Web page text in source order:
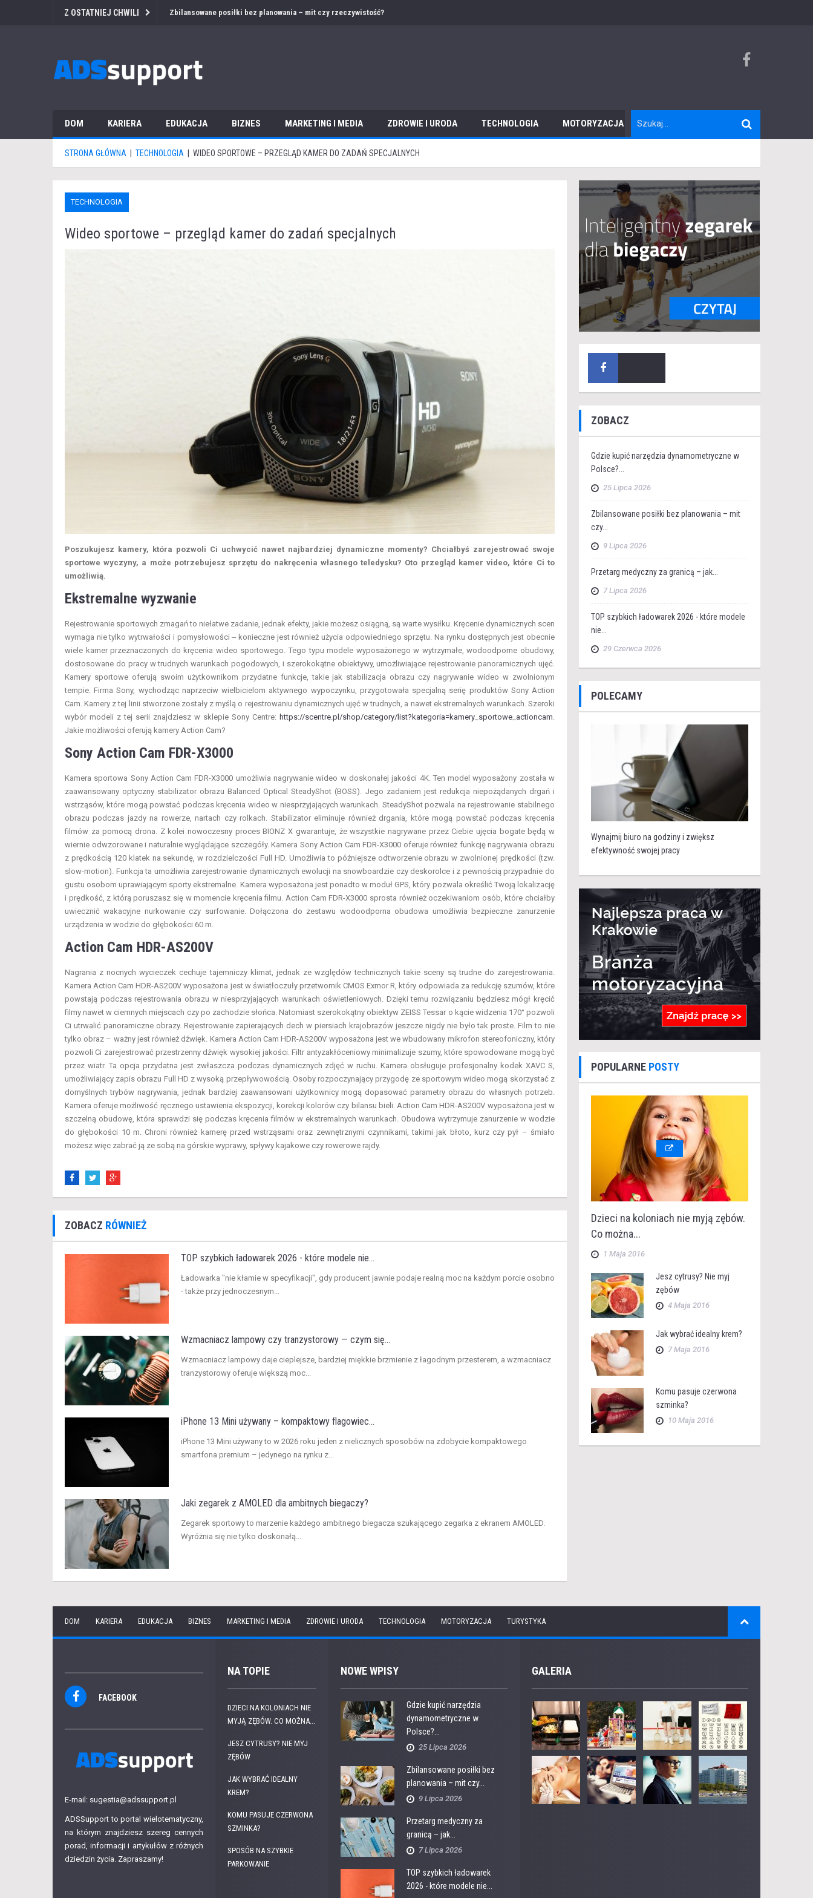
Z OSTATNIEJ CHWILI Przetarg medyczny za granicą – jak przygotować ofertę i dokumentację w obcym języku?
DOM KARIERA EDUKACJA BIZNES MARKETING I MEDIA ZDROWIE I URODA TECHNOLOGIA MOTORYZACJA TURYSTYKA
STRONA GŁÓWNA TECHNOLOGIA WIDEO SPORTOWE – PRZEGLĄD KAMER DO ZADAŃ SPECJALNYCH
TECHNOLOGIA
Wideo sportowe – przegląd kamer do zadań specjalnych
Poszukujesz kamery, która pozwoli Ci uchwycić nawet najbardziej dynamiczne momenty? Chciałbyś zarejestrować swoje
sportowe wyczyny, a może potrzebujesz sprzętu do nakręcenia własnego teledysku? Oto przegląd kamer video, które Ci to
umożliwią.
Ekstremalne wyzwanie
Rejestrowanie sportowych zmagań to niełatwe zadanie, jednak efekty, jakie możesz osiągną, są warte wysiłku. Kręcenie dynamicznych scen
wymaga nie tylko wytrwałości i pomysłowości ‒ konieczne jest również użycia odpowiedniego sprzętu. Na rynku dostępnych jest obecnie
wiele kamer przeznaczonych do kręcenia wideo sportowego. Tego typu modele wyposażonego w wytrzymałe, wodoodporne obudowy,
dostosowane do pracy w trudnych warunkach pogodowych, i szerokokątne obiektywy, umożliwiające rejestrowanie panoramicznych ujęć.
Kamery sportowe oferują swoim użytkownikom przydatne funkcje, takie jak stabilizacja obrazu czy nagrywanie wideo w zwolnionym
tempie. Firma Sony, wychodząc naprzeciw wielbicielom aktywnego wypoczynku, przygotowała specjalną serię produktów Sony Action
Cam. Kamery z tej linii stworzone zostały z myślą o rejestrowaniu dynamicznych ujęć w trudnych, a nawet ekstremalnych warunkach. Szeroki
wybór modeli z tej serii znajdziesz w sklepie Sony Centre: https://scentre.pl/shop/category/list?kategoria=kamery_sportowe_actioncam
Jakie możliwości oferują kamery Action Cam?
Sony Action Cam FDR-X3000
Kamera sportowa Sony Action Cam FDR-X3000 umożliwia nagrywanie wideo w doskonałej jakości 4K. Ten model wyposażony została w
zaawansowany optyczny stabilizator obrazu Balanced Optical SteadyShot (BOSS). Jego zadaniem jest redukcja niepożądanych drgań i
wstrząsów, które mogą powstać podczas kręcenia wideo w niesprzyjających warunkach. SteadyShot pozwala na rejestrowanie stabilnego
obrazu podczas jazdy na rowerze, nartach czy rolkach. Stabilizator eliminuje również drgania, które mogą powstać podczas kręcenia
filmów za pomocą drona. Z kolei nowoczesny proces BIONZ X gwarantuje, że wszystkie nagrywane przez Ciebie ujęcia bogate będą w
wiernie odwzorowane i naturalnie wyglądające szczegóły. Kamera Sony Action Cam FDR-X3000 oferuje również funkcję nagrywania obrazu
z prędkością 120 klatek na sekundę, w rozdzielczości Full HD. Umożliwia to późniejsze odtworzenie obrazu w zwolnionej prędkości (tzw.
slow-motion). Funkcja ta umożliwia zarejestrowanie dynamicznych ewolucji na snowboardzie czy deskorolce i z pewnością przypadnie do
gustu osobom uprawiającym sporty ekstremalne. Kamera wyposażona jest ponadto w moduł GPS, który pozwala określić Twoją lokalizację
i prędkość, z którą poruszasz się w momencie kręcenia filmu. Action Cam FDR-X3000 sprosta również oczekiwaniom osób, które chciałby
uwiecznić wakacyjne nurkowanie czy surfowanie. Dołączona do zestawu wodoodporna obudowa umożliwia bezpieczne zanurzenie
urządzenia w wodzie do głębokości 60 m.
Action Cam HDR-AS200V
Nagrania z nocnych wycieczek cechuje tajemniczy klimat, jednak ze względów technicznych takie sceny są trudne do zarejestrowania.
Kamera Action Cam HDR-AS200V wyposażona jest w światłoczuły przetwornik CMOS Exmor R, który odpowiada za redukcję szumów, które
powstają podczas rejestrowania obrazu w niesprzyjających warunkach oświetleniowych. Dzięki temu rozwiązaniu będziesz mógł kręcić
filmy nawet w ciemnych miejscach czy po zachodzie słońca. Natomiast szerokokątny obiektyw ZEISS Tessar o kącie widzenia 170° pozwoli
Ci utrwalić panoramiczne obrazy. Rejestrowanie zapierających dech w piersiach krajobrazów jeszcze nigdy nie było tak proste. Film to nie
tylko obraz – ważny jest również dźwięk. Kamera Action Cam HDR-AS200V wyposażona jest we wbudowany mikrofon stereofoniczny, który
pozwoli Ci zarejestrować przestrzenny dźwięk wysokiej jakości. Filtr antyzakłóceniowy minimalizuje szumy, które spowodowane mogą być
przez wiatr. Ta opcja przydatna jest zwłaszcza podczas dynamicznych zdjęć w ruchu. Kamera obsługuje profesjonalny kodek XAVC S,
umożliwiający zapis obrazu Full HD z wysoką przepływowością. Osoby rozpoczynający przygodę ze sportowym wideo mogą skorzystać z
domyślnych trybów nagrywania, jednak bardziej zaawansowani użytkownicy mogą dopasować parametry obrazu do własnych potrzeb.
Kamera oferuje możliwość ręcznego ustawienia ekspozycji, korekcji kolorów czy bilansu bieli. Action Cam HDR-AS200V wyposażona jest w
szczelną obudowę, która sprawdzi się podczas kręcenia filmów w ekstremalnych warunkach. Obudowa wytrzymuje zanurzenie w wodzie
do głębokości 10 m. Chroni również kamerę przed wstrząsami oraz zewnętrznymi czynnikami, takimi jak błoto, kurz czy pył – śmiało
możesz więc zabrać ją ze sobą na górskie wyprawy, spływy kajakowe czy rowerowe rajdy.
ZOBACZ RÓWNIEŻ
TOP szybkich ładowarek 2026 - które modele nie...
​Ładowarka "nie kłamie w specyfikacji", gdy producent jawnie podaje realną moc na każdym porcie osobno
- także przy jednoczesnym...
Wzmacniacz lampowy czy tranzystorowy — czym się...
​Wzmacniacz lampowy daje cieplejsze, bardziej miękkie brzmienie z łagodnym przesterem, a wzmacniacz
tranzystorowy oferuje większą moc...
iPhone 13 Mini używany – kompaktowy flagowiec...
​iPhone 13 Mini używany to w 2026 roku jeden z nielicznych sposobów na zdobycie kompaktowego
smartfona premium – jedynego na rynku z...
Jaki zegarek z AMOLED dla ambitnych biegaczy?
​Zegarek sportowy to marzenie każdego ambitnego biegacza szukającego zegarka z ekranem AMOLED.
Wyróżnia się nie tylko doskonałą...
ZOBACZ
Gdzie kupić narzędzia dynamometryczne w
Polsce?...
25 Lipca 2026
Zbilansowane posiłki bez planowania – mit
czy...
9 Lipca 2026
Przetarg medyczny za granicą – jak...
7 Lipca 2026
TOP szybkich ładowarek 2026 - które modele
nie...
29 Czerwca 2026
POLECAMY
Wynajmij biuro na godziny i zwiększ
efektywność swojej pracy
POPULARNE POSTY
Dzieci na koloniach nie myją zębów.
Co można...
1 Maja 2016
Jesz cytrusy? Nie myj
zębów
4 Maja 2016
Jak wybrać idealny krem?
7 Maja 2016
Komu pasuje czerwona
szminka?
10 Maja 2016
DOM KARIERA EDUKACJA BIZNES MARKETING I MEDIA ZDROWIE I URODA TECHNOLOGIA MOTORYZACJA TURYSTYKA
FACEBOOK
E-mail: sugestia@adssupport.pl
ADSSupport to portal wielotematyczny,
na którym znajdziesz szereg cennych
porad, informacji i artykułów z różnych
dziedzin życia. Zapraszamy!
NA TOPIE
DZIECI NA KOLONIACH NIE
MYJĄ ZĘBÓW. CO MOŻNA...
JESZ CYTRUSY? NIE MYJ
ZĘBÓW
JAK WYBRAĆ IDEALNY
KREM?
KOMU PASUJE CZERWONA
SZMINKA?
SPOSÓB NA SZYBKIE
PARKOWANIE
NOWE WPISY
Gdzie kupić narzędzia
dynamometryczne w
Polsce?...
25 Lipca 2026
Zbilansowane posiłki bez
planowania – mit czy...
9 Lipca 2026
Przetarg medyczny za
granicą – jak...
7 Lipca 2026
TOP szybkich ładowarek
2026 - które modele nie...
GALERIA